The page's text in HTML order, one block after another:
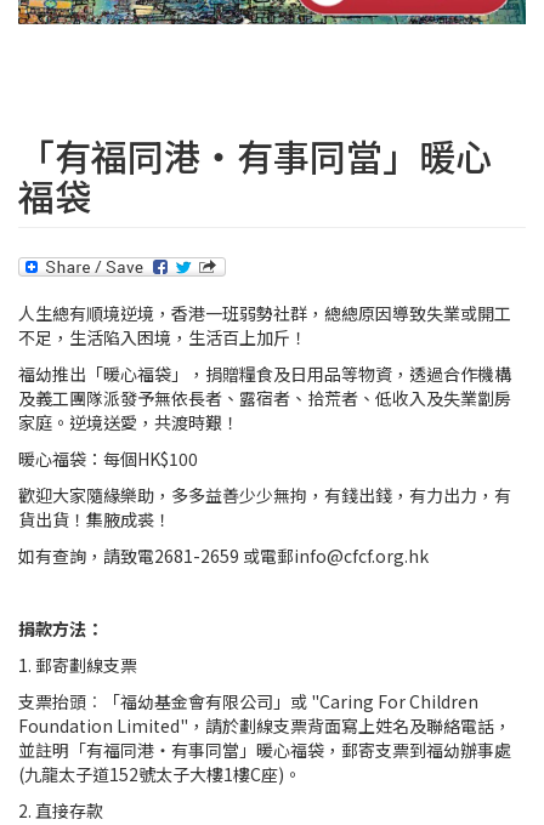
「有福同港‧有事同當」暖心
福袋
人生總有順境逆境，香港一班弱勢社群，總總原因導致失業或開工
不足，生活陷入困境，生活百上加斤！
福幼推出「暖心福袋」，捐贈糧食及日用品等物資，透過合作機構
及義工團隊派發予無依長者、露宿者、拾荒者、低收入及失業劏房
家庭。逆境送愛，共渡時艱！
暖心福袋：每個HK$100
歡迎大家隨緣樂助，多多益善少少無拘，有錢出錢，有力出力，有
貨出貨！集腋成裘！
如有查詢，請致電2681-2659 或電郵info@cfcf.org.hk
捐款方法：
1. 郵寄劃線支票
支票抬頭︰「福幼基金會有限公司」或 "Caring For Children
Foundation Limited"，請於劃線支票背面寫上姓名及聯絡電話，
並註明「有福同港‧有事同當」暖心福袋，郵寄支票到福幼辦事處
(九龍太子道152號太子大樓1樓C座)。
2. 直接存款